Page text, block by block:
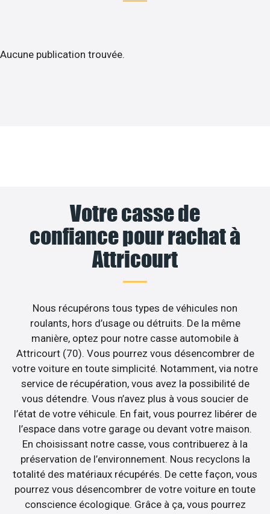
Aucune publication trouvée.
Votre casse de
confiance pour rachat à
Attricourt
Nous récupérons tous types de véhicules non
roulants, hors d’usage ou détruits. De la même
manière, optez pour notre casse automobile à
Attricourt (70). Vous pourrez vous désencombrer de
votre voiture en toute simplicité. Notamment, via notre
service de récupération, vous avez la possibilité de
vous détendre. Vous n’avez plus à vous soucier de
l’état de votre véhicule. En fait, vous pourrez libérer de
l’espace dans votre garage ou devant votre maison.
En choisissant notre casse, vous contribuerez à la
préservation de l’environnement. Nous recyclons la
totalité des matériaux récupérés. De cette façon, vous
pourrez vous désencombrer de votre voiture en toute
conscience écologique. Grâce à ça, vous pourrez